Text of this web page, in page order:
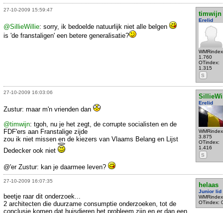
27-10-2009 15:59:47
timwijn
Erelid
1.760
OTindex:
1.315
S
@SillieWillie: sorry, ik bedoelde natuurlijk niet alle belgen
is 'de franstaligen' een betere generalisatie?
27-10-2009 16:03:06
Erelid
3.875
OTindex:
1.416
S
Zustur: maar m'n vrienden dan
@timwijn: tgoh, nu je het zegt, de corrupte socialisten en de
FDF'ers aan Franstalige zijde
zou ik niet missen en de kiezers van Vlaams Belang en Lijst
Dedecker ook niet
@'er Zustur: kan je daarmee leven?
27-10-2009 16:07:35
helaas
Junior lid
OTindex:
beetje raar dit onderzoek...
2 architecten die duurzame consumptie onderzoeken, tot de
conclusie komen dat huisdieren het probleem zijn en er dan een